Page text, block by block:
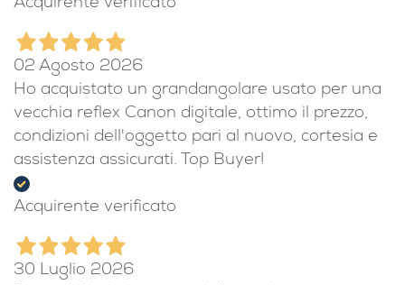
Acquirente verificato
02 Agosto 2026
Ho acquistato un grandangolare usato per una
vecchia reflex Canon digitale, ottimo il prezzo,
condizioni dell'oggetto pari al nuovo, cortesia e
assistenza assicurati. Top Buyer!
Acquirente verificato
30 Luglio 2026